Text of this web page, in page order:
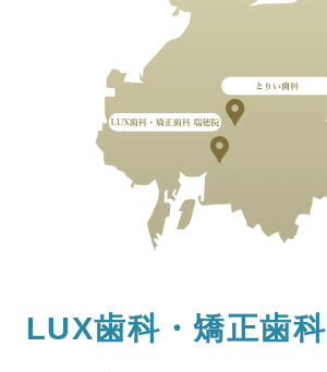
LUX歯科・矯正歯科